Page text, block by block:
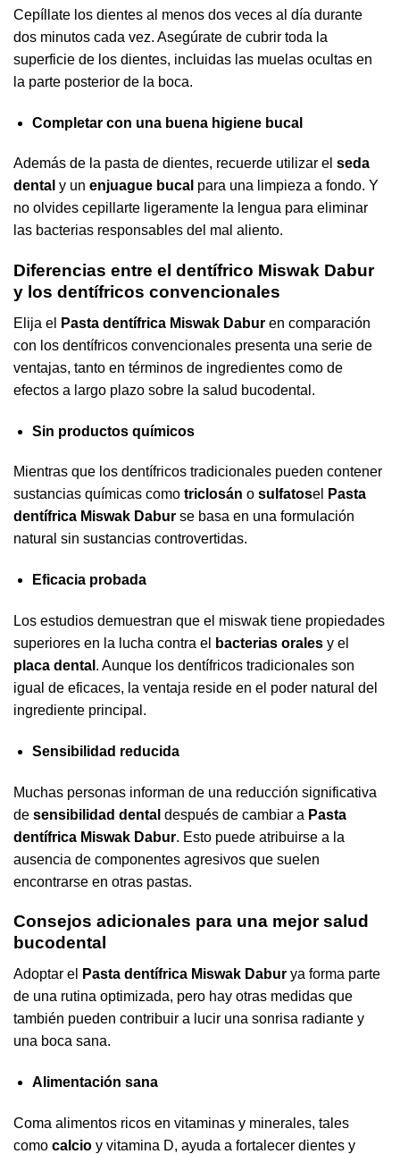
Cepíllate los dientes al menos dos veces al día durante
dos minutos cada vez. Asegúrate de cubrir toda la
superficie de los dientes, incluidas las muelas ocultas en
la parte posterior de la boca.
Completar con una buena higiene bucal
Además de la pasta de dientes, recuerde utilizar el seda
dental y un enjuague bucal para una limpieza a fondo. Y
no olvides cepillarte ligeramente la lengua para eliminar
las bacterias responsables del mal aliento.
Diferencias entre el dentífrico Miswak Dabur
y los dentífricos convencionales
Elija el Pasta dentífrica Miswak Dabur en comparación
con los dentífricos convencionales presenta una serie de
ventajas, tanto en términos de ingredientes como de
efectos a largo plazo sobre la salud bucodental.
Sin productos químicos
Mientras que los dentífricos tradicionales pueden contener
sustancias químicas como triclosán o sulfatosel
Pasta
dentífrica Miswak Dabur se basa en una formulación
natural sin sustancias controvertidas.
Eficacia probada
Los estudios demuestran que el miswak tiene propiedades
superiores en la lucha contra el
bacterias orales y el
placa dental . Aunque los dentífricos tradicionales son
igual de eficaces, la ventaja reside en el poder natural del
ingrediente principal.
Sensibilidad reducida
Muchas personas informan de una reducción significativa
de sensibilidad dental después de cambiar a Pasta
dentífrica Miswak Dabur. Esto puede atribuirse a la
ausencia de componentes agresivos que suelen
encontrarse en otras pastas.
Consejos adicionales para una mejor salud
bucodental
Adoptar el Pasta dentífrica Miswak Dabur ya forma parte
de una rutina optimizada, pero hay otras medidas que
también pueden contribuir a lucir una sonrisa radiante y
una boca sana.
Alimentación sana
Coma alimentos ricos en vitaminas y minerales, tales
como calcio y vitamina D, ayuda a fortalecer dientes y